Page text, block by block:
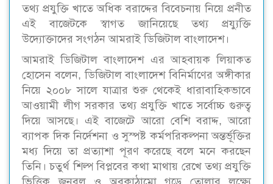
তথ্য প্রযুক্তি খাতে অধিক বরাদ্দের বিবেচনায় নিয়ে প্রনীত
এই বাজেটকে স্বাগত জানিয়েছে তথ্য প্রয্যুক্তি
উদ্যোক্তাদের সংগঠন আমরাই ডিজিটাল বাংলাদেশ।
আমরাই ডিজিটাল বাংলাদেশ এর আহবায়ক লিয়াকত
হোসেন বলেন, ডিজিটাল বাংলাদেশ বিনির্মাণের অঙ্গীকার
নিয়ে ২০০৮ সালে যাত্রার শুরু থেকেই ধারাবাহিকভাবে
আওয়ামী লীগ সরকার তথ্য প্রযুক্তি খাতে সর্বোচ্চ গুরুত্ব
দিয়ে আসছে। এই বাজেটে আরো বেশি বরাদ্দ, আরো
ব্যাপক দিক নির্দেশনা ও সুস্পষ্ট কর্মপরিকল্পনা অন্তর্ভূক্তির
মধ্য দিয়ে তা প্রত্যাশা পূরণ করেছে বলে মনে করছেন
তিনি। চতুর্থ শিল্প বিপ্লবের কথা মাথায় রেখে তথ্য প্রযুক্তি